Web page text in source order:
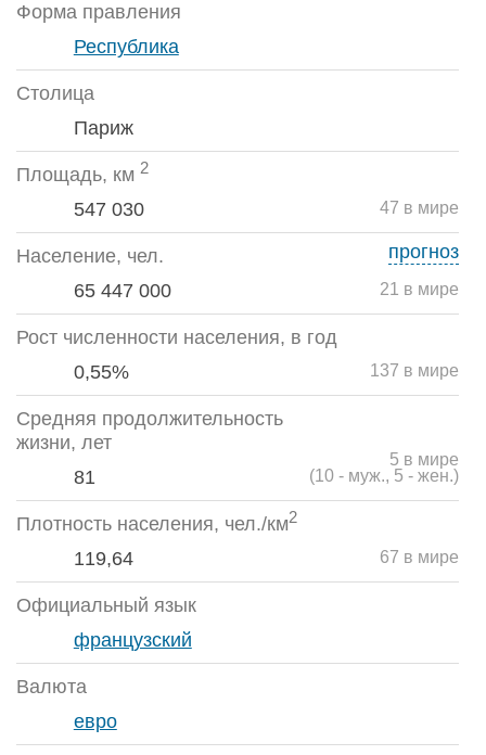
Форма правления
Республика
Столица
Париж
Площадь, км 2
47 в мире
547 030
Население, чел.
21 в мире
65 447 000
прогноз
Рост численности населения, в год
137 в мире
0,55%
Средняя продолжительность
жизни, лет
81
5 в мире
(10 - муж., 5 - жен.)
Плотность населения, чел./км2
67 в мире
119,64
Официальный язык
французский
Валюта
евро